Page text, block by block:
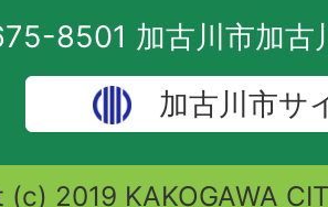
8501 加古川市加古
加古川市サ
2019 KAKOGAWA